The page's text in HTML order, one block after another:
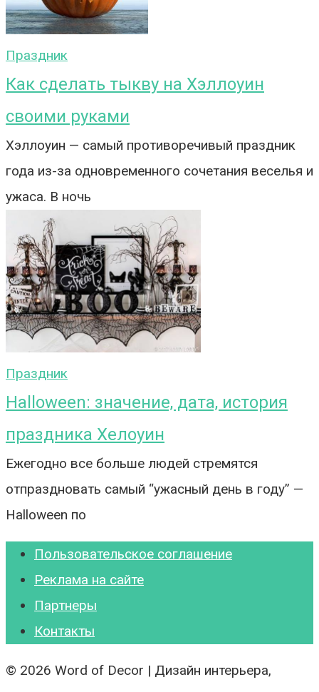
Праздник
Как сделать тыкву на Хэллоуин
своими руками
Хэллоуин — самый противоречивый праздник
года из-за одновременного сочетания веселья и
ужаса. В ночь
Праздник
Halloween: значение, дата, история
праздника Хелоуин
Ежегодно все больше людей стремятся
отпраздновать самый “ужасный день в году” —
Halloween по
Пользовательское соглашение
Реклама на сайте
Партнеры
Контакты
© 2026 Word of Decor | Дизайн интерьера,